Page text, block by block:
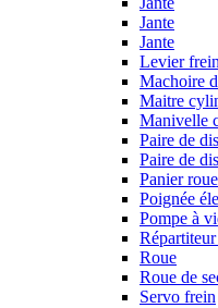
Jante
Jante
Levier
Machoire
Maitre
Manivelle
Paire de
Paire de
Panier
Poignée
Pompe à
Roue
Roue de
Servo frein